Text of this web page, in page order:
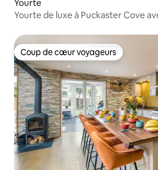
Yourte
Yourte de luxe à Puckaster Cove
Coup de cœur voyageurs
Coup de cœur voyageurs